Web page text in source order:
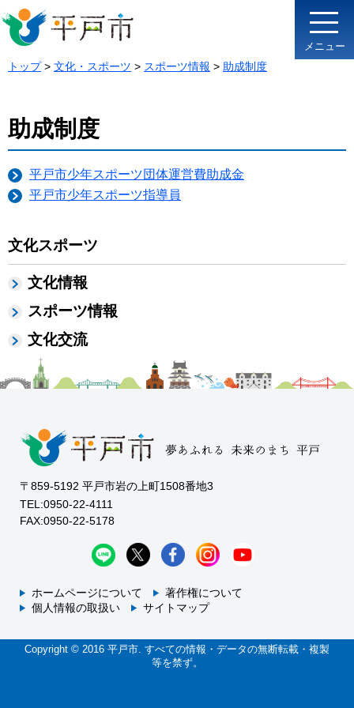
メニュー
トップ> 文化・スポーツ > スポーツ情報 > 助成制度
文化スポーツ
文化情報
スポーツ情報
文化交流
助成制度
平戸市少年スポーツ団体運営費助成金
平戸市少年スポーツ指導員
〒859-5192 平戸市岩の上町1508番地3
TEL:0950-22-4111
FAX:0950-22-5178
ホームページについて
著作権について
個人情報の取扱い
サイトマップ
Copyright © 2016 平戸市. すべての情報・データの無断転載・複製
等を禁ず。